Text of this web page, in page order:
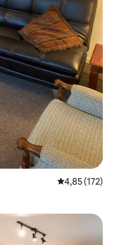
4,85 de uma
4,85 (172)